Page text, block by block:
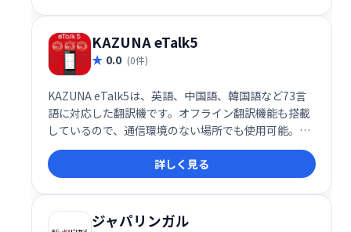
通できます。旅行やビジネスなど、様々なシーンで活
躍します。
KAZUNA eTalk5
0.0 (0件)
KAZUNA eTalk5は、英語、中国語、韓国語など73言
語に対応した翻訳機です。オフライン翻訳機能も搭載
しているので、通信環境のない場所でも使用可能。旅
行はもちろん、インバウンド対応などビジネスシーン
でも活躍します。多言語対応機器として、グローバル
なコミュニケーションをスムーズにサポートします。
詳しく見る
ジャパリンガル